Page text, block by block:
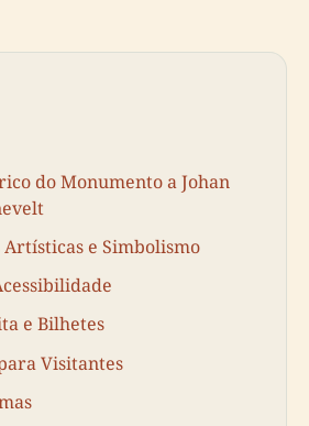
do Monumento a Johan
e Simbolismo
e Bilhetes
Visitantes